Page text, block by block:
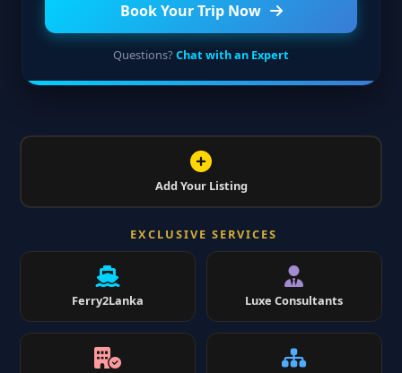
Book Your Trip Now
Questions? Chat with an Expert
Add Your Listing
EXCLUSIVE SERVICES
Ferry2Lanka Luxe Consultants